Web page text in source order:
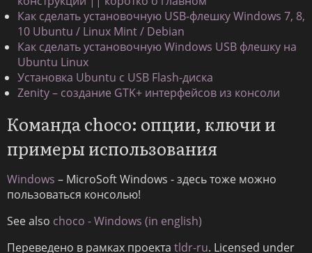
Как сделать установочную USB-флешку Windows 7, 8,
10 Ubuntu / Linux Mint / Debian
Как сделать установочную Windows USB флешку на
Ubuntu Linux
Установка Ubuntu с USB Flash-диска
Zenity – создание GTK+ интерфейсов из консоли
Команда choco: опции, ключи и
примеры использования
Windows – MicroSoft Windows - здесь тоже можно
пользоваться консолью!
See also choco - Windows (in english)
Переведено в рамках проекта tldr-ru. Licensed under